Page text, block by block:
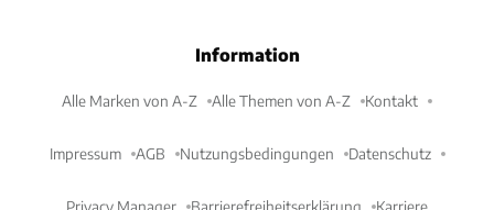
Information
Alle Marken von A-Z Alle Themen von A-Z Kontakt
Impressum AGB Nutzungsbedingungen Datenschutz
Privacy Manager Barrierefreiheitserklärung Karriere